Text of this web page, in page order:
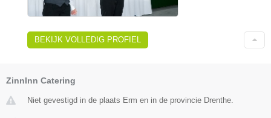
BEKIJK VOLLEDIG PROFIEL
ZinnInn Catering
Niet gevestigd in de plaats Erm en in de provincie Drenthe.